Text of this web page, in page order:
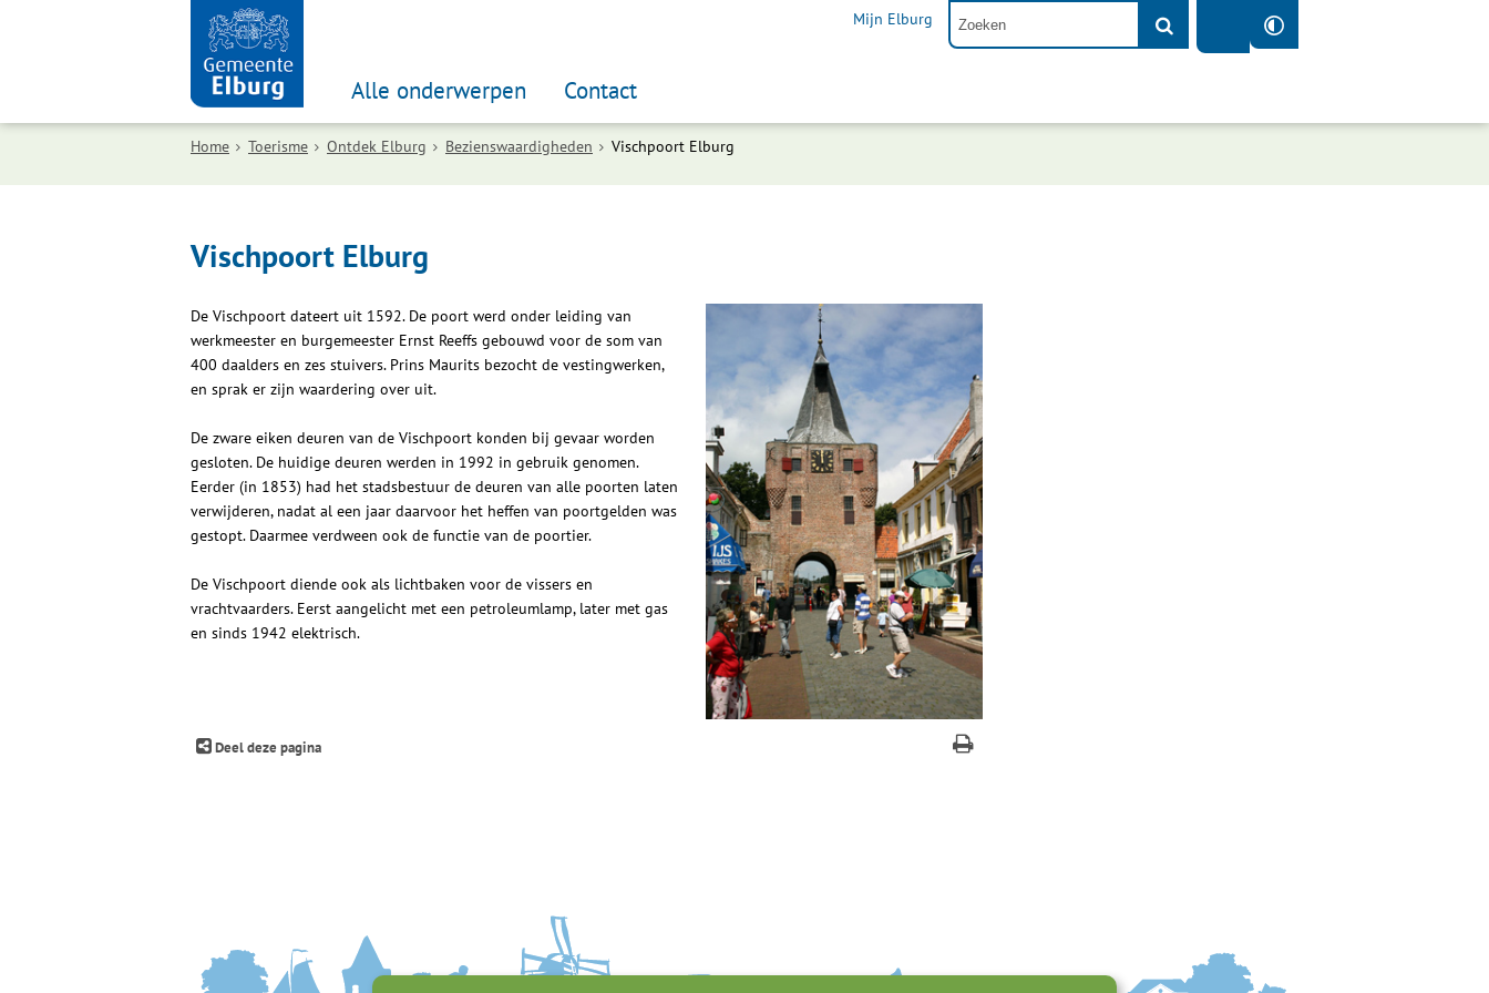
Mijn Elburg
Alle onderwerpen Contact
Home Toerisme Ontdek Elburg Bezienswaardigheden Vischpoort Elburg
Vischpoort Elburg
De Vischpoort dateert uit 1592. De poort werd onder leiding van
werkmeester en burgemeester Ernst Reeffs gebouwd voor de som van
400 daalders en zes stuivers. Prins Maurits bezocht de vestingwerken,
en sprak er zijn waardering over uit.
De zware eiken deuren van de Vischpoort konden bij gevaar worden
gesloten. De huidige deuren werden in 1992 in gebruik genomen.
Eerder (in 1853) had het stadsbestuur de deuren van alle poorten laten
verwijderen, nadat al een jaar daarvoor het heffen van poortgelden was
gestopt. Daarmee verdween ook de functie van de poortier.
De Vischpoort diende ook als lichtbaken voor de vissers en
vrachtvaarders. Eerst aangelicht met een petroleumlamp, later met gas
en sinds 1942 elektrisch.
Deel deze pagina